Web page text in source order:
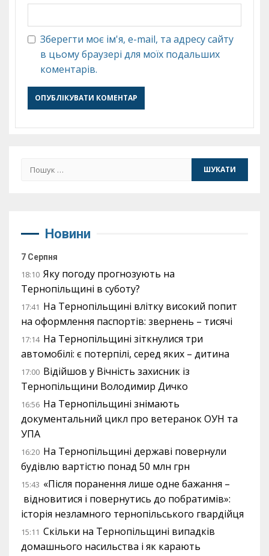
Зберегти моє ім'я, e-mail, та адресу сайту
в цьому браузері для моїх подальших
коментарів.
Пошук:
Новини
7 Серпня
18:10 Яку погоду прогнозують на
Тернопільщині в суботу?
17:41 На Тернопільщині влітку високий попит
на оформлення паспортів: звернень – тисячі
17:14 На Тернопільщині зіткнулися три
автомобілі: є потерпілі, серед яких – дитина
17:00 Відійшов у Вічність захисник із
Тернопільщини Володимир Дичко
16:56 На Тернопільщині знімають
документальний цикл про ветеранок ОУН та
УПА
16:20 На Тернопільщині державі повернули
будівлю вартістю понад 50 млн грн
15:43 «Після поранення лише одне бажання –
відновитися і повернутись до побратимів»:
історія незламного тернопільського гвардійця
15:11 Скільки на Тернопільщині випадків
домашнього насильства і як карають